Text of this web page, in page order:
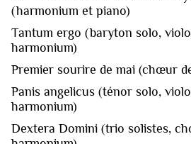
(harmonium et piano)
Tantum ergo (baryton solo,
harmonium)
Premier sourire de mai (chœur
Panis angelicus (ténor solo,
harmonium)
Dextera Domini (trio solistes,